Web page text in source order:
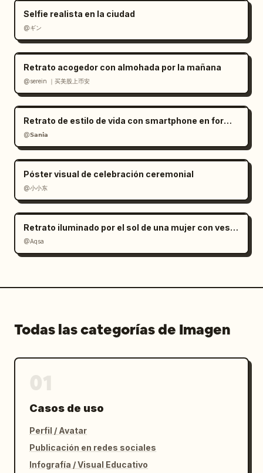
Selfie realista en la ciudad
@ギン
Retrato acogedor con almohada por la mañana
@serein ｜买美股上币安
Retrato de estilo de vida con smartphone en formato RAW
@𝗦𝗮𝗻𝗶𝗮
Póster visual de celebración ceremonial
@小小东
Retrato iluminado por el sol de una mujer con vestido de satén rojo
@Aqsa
Todas las categorías de Imagen
Casos de uso
Perfil / Avatar
Publicación en redes sociales
Infografía / Visual Educativo